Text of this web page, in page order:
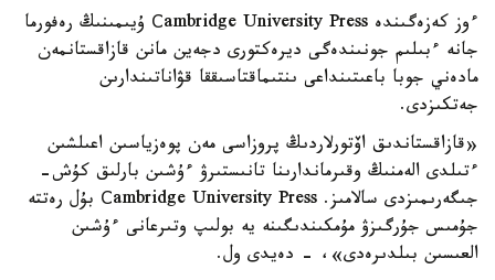
ءوز كەزەگىندە Сambridge University Press ۇيىمىنىڭ رەفورما
جانە ءبىلىم جونىندەگى ديرەكتورى دجەين مانن قازاقستانمەن
مادەني جوبا باعىتىنداعى ىنتىماقتاسىققا قۋاناتىندارىن
جەتكىزدى.
«قازاقستاندىق اۆتورلاردىڭ پروزاسى مەن پوەزياسىن اعىلشىن
ءتىلدى الەمنىڭ وقىرماندارىنا تانىستىرۋ ءۇشىن بارلىق كۇش-
جىگەرىمىزدى سالامىز. Сambridge University Press بۇل رەتتە
جۇمىس جۇرگىزۋ مۇمكىندىگىنە يە بولىپ وتىرعانى ءۇشىن
العىسىن بىلدىرەدى»، - دەيدى ول.